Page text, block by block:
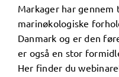
Markager har
marinøkologiske
Danmark og er den
er også en stor
Her finder du